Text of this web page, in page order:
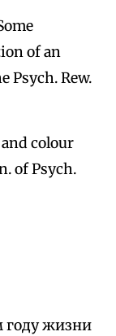
of an
Rew.
colour
of Psych.
году жизни